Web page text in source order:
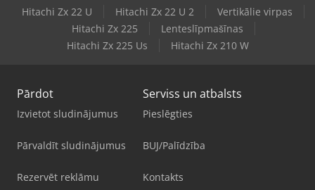
Hitachi Zx 22 U Hitachi Zx 22 U 2
Vertikālie virpas
Hitachi Zx 225
Lenteslīpmašīnas
Hitachi Zx 225 Us
Hitachi Zx 210 W
Pārdot
Izvietot sludinājumus
Pārvaldīt sludinājumus
Rezervēt reklāmu
Serviss un atbalsts
Pieslēgties
BUJ/Palīdzība
Kontakts